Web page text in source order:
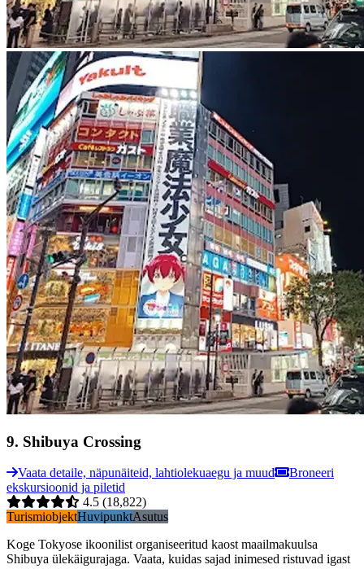
9. Shibuya Crossing
Vaata detaile, näpunäiteid, lahtiolekuaegu ja muud
Broneeri
ekskursioonid ja piletid
4.5 (18,822)
TurismiobjektHuvipunktAsutus
Koge Tokyose ikoonilist organiseeritud kaost maailmakuulsa
Shibuya ülekäigurajaga. Vaata, kuidas sajad inimesed ristuvad igast